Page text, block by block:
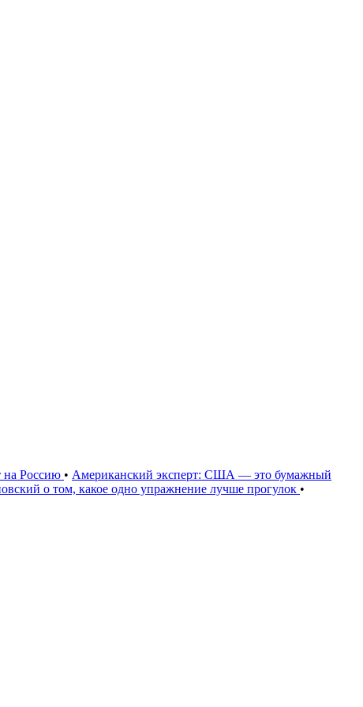
на Россию • Американский эксперт: США — это бумажный
о том, какое одно упражнение лучше прогулок •